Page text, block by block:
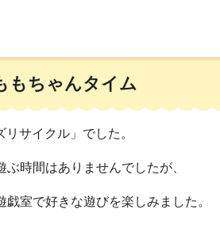
もちゃんタイム
サイクル」でした。
時間はありませんでしたが、
室で好きな遊びを楽しみました。